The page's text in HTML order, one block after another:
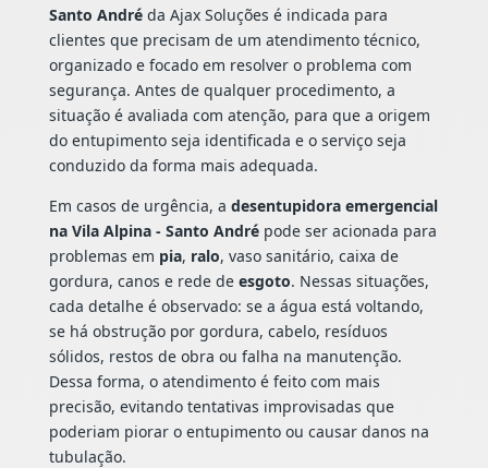
Santo Andréda Ajax Soluções é indicada para
clientes que precisam de um atendimento técnico,
organizado e focado em resolver o problema com
segurança. Antes de qualquer procedimento, a
situação é avaliada com atenção, para que a origem
do entupimento seja identificada e o serviço seja
conduzido da forma mais adequada.
Em casos de urgência, a desentupidora emergencial
na Vila Alpina - Santo Andrépode ser acionada para
problemas em pia, ralo, vaso sanitário, caixa de
gordura, canos e rede de esgoto. Nessas situações,
cada detalhe é observado: se a água está voltando,
se há obstrução por gordura, cabelo, resíduos
sólidos, restos de obra ou falha na manutenção.
Dessa forma, o atendimento é feito com mais
precisão, evitando tentativas improvisadas que
poderiam piorar o entupimento ou causar danos na
tubulação.